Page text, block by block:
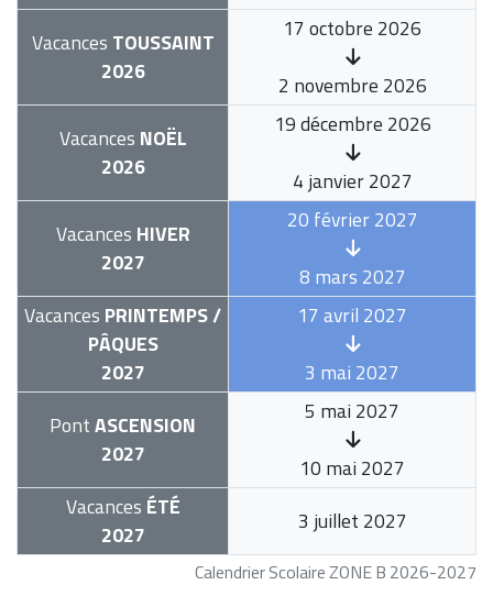
Calendrier Scolaire ZONE B 2026-2027
Vacances TOUSSAINT
2026
17 octobre 2026
2 novembre 2026
Vacances NOËL
2026
19 décembre 2026
4 janvier 2027
Vacances HIVER
2027
20 février 2027
8 mars 2027
Vacances PRINTEMPS /
PÂQUES
2027
17 avril 2027
3 mai 2027
PontASCENSION
2027
5 mai 2027
10 mai 2027
Vacances ÉTÉ
2027
3 juillet 2027